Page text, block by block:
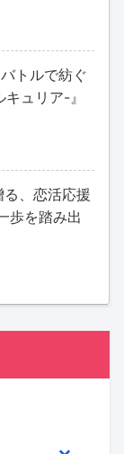
トルで紡ぐ
ュリア-』
、恋活応援
歩を踏み出